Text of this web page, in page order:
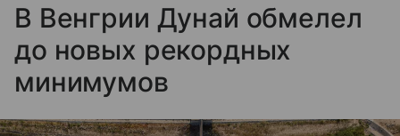
В Венгрии Дунай обмелел
до новых рекордных
минимумов